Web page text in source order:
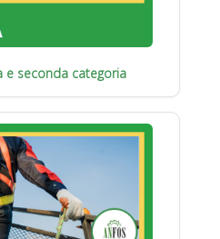
e seconda categoria